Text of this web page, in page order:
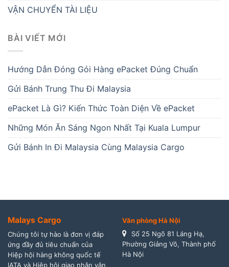
VẬN CHUYỂN TÀI LIỆU
BÀI VIẾT MỚI
Hướng Dẫn Đóng Gói Hàng ePacket Đúng Chuẩn
Gửi Bánh Trung Thu Đi Malaysia
ePacket Là Gì? Kiến Thức Toàn Diện Về ePacket
Những Món Ăn Sáng Ngon Nhất Tại Kuala Lumpur
Gửi Bánh In Đi Malaysia Cùng Malaysia Cargo
Malays Cargo
Chúng tôi tự hào là đơn vị đáp
ứng đầy đủ tiêu chuẩn của
Hiệp hội hàng không quốc tế
IATA và Hiệp hội giao nhận vận
Văn phòng Hà Nội
Số 25 Ngõ 81 Láng Hạ,
Phường Giảng Võ, Thành phố
Hà Nội